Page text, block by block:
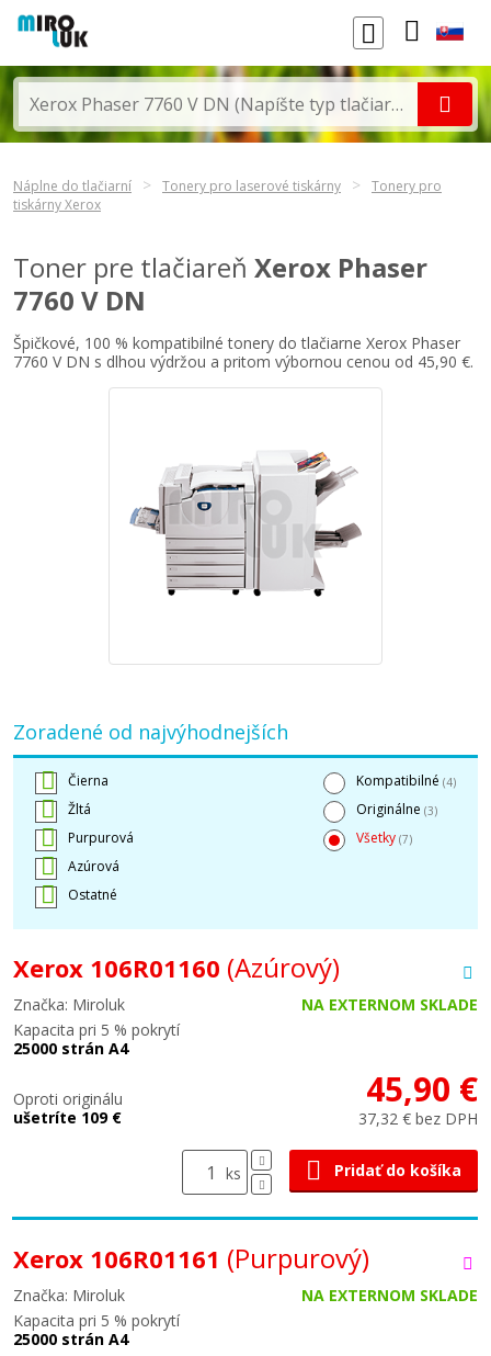
Náplne do tlačiarní Tonery pro laserové tiskárny
Tonery pro
tiskárny Xerox
Toner pre tlačiareň Xerox Phaser
7760 V DN
Špičkové, 100 % kompatibilné tonery do tlačiarne Xerox Phaser
7760 V DN s dlhou výdržou a pritom výbornou cenou od 45,90 €.
Zoradené od najvýhodnejších
Čierna
Žltá
Purpurová
Azúrová
Ostatné
Kompatibilné (4)
Originálne (3)
Všetky (7)
Xerox 106R01160 (Azúrový)
Značka: Miroluk
NA EXTERNOM SKLADE
Kapacita pri 5 % pokrytí
25000 strán A4
Oproti originálu
ušetríte 109 €
45,90 €
37,32 € bez DPH
ks Pridať do košíka
Xerox 106R01161 (Purpurový)
Značka: Miroluk
NA EXTERNOM SKLADE
Kapacita pri 5 % pokrytí
25000 strán A4